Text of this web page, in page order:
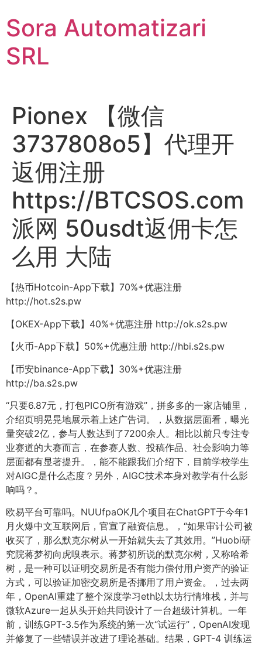
conținut
Sora Automatizari
SRL
Pionex 【微信
3737808o5】代理开
返佣注册
https://BTCSOS.com
派网 50usdt返佣卡怎
么用 大陆
【热币Hotcoin-App下载】70%+优惠注册
http://hot.s2s.pw
【OKEX-App下载】40%+优惠注册 http://ok.s2s.pw
【火币-App下载】50%+优惠注册 http://hbi.s2s.pw
【币安binance-App下载】30%+优惠注册
http://ba.s2s.pw
“只要6.87元，打包PICO所有游戏”，拼多多的一家店铺里，
介绍页明晃晃地展示着上述广告词。，从数据层面看，曝光
量突破2亿，参与人数达到了7200余人。相比以前只专注专
业赛道的大赛而言，在参赛人数、投稿作品、社会影响力等
层面都有显著提升。，能不能跟我们介绍下，目前学校学生
对AIGC是什么态度？另外，AIGC技术本身对教学有什么影
响吗？。
欧易平台可靠吗。NUUfpaOK几个项目在ChatGPT于今年1
月火爆中文互联网后，官宣了融资信息。，“如果审计公司被
收买了，那么默克尔树从一开始就失去了其效用。”Huobi研
究院蒋梦初向虎嗅表示。蒋梦初所说的默克尔树，又称哈希
树，是一种可以证明交易所是否有能力偿付用户资产的验证
方式，可以验证加密交易所是否挪用了用户资金。，过去两
年，OpenAI重建了整个深度学习eth以太坊行情堆栈，并与
微软Azure一起从头开始共同设计了一台超级计算机。一年
前，训练GPT-3.5作为系统的第一次“试运行”，OpenAI发现
并修复了一些错误并改进了理论基础。结果，GPT-4 训练运